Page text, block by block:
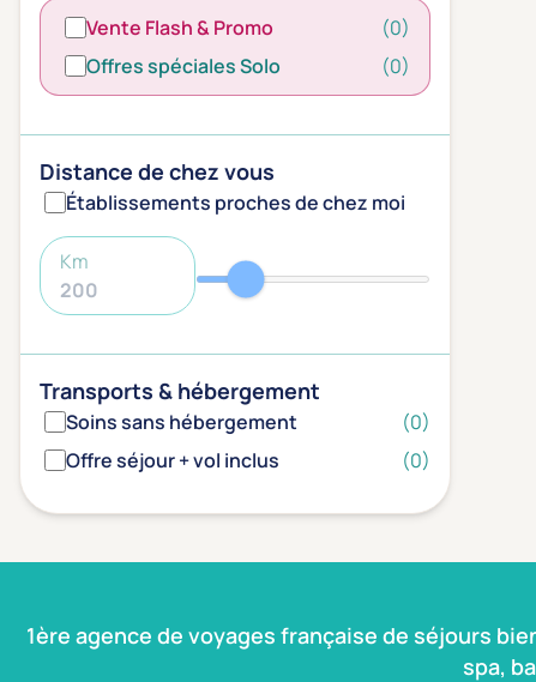
Vente Flash & Promo
(0)
Offres spéciales Solo
(0)
Distance de chez vous
Établissements proches de chez moi
Km
Transports & hébergement
Soins sans hébergement
(0)
Offre séjour + vol inclus
(0)
1ère agence de voyages française de séjours
spa,